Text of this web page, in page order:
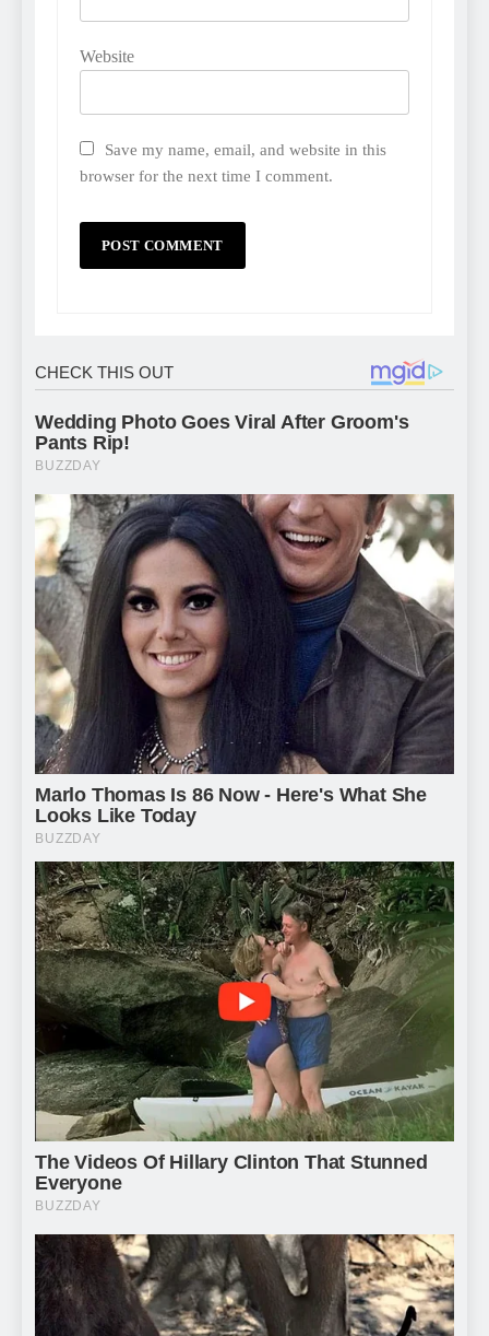
Website
Save my name, email, and website in this
browser for the next time I comment.